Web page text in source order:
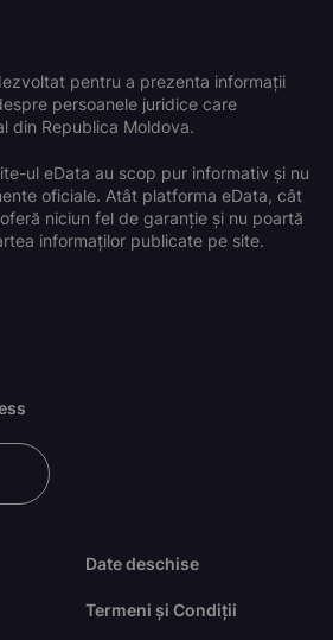
pentru a prezenta informații
persoanele juridice care
din Republica Moldova.
ul eData au scop pur informativ și nu
oficiale. Atât platforma eData, cât
niciun fel de garanție și nu poartă
informaților publicate pe site.
Date deschise
Termeni și Condiții